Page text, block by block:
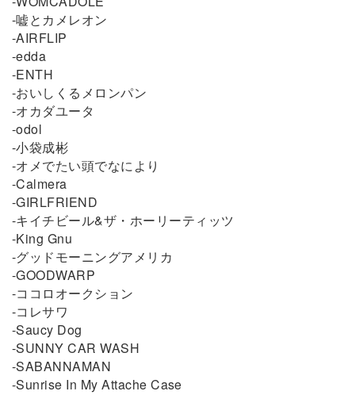
-嘘とカメレオン
-AIRFLIP
-edda
-ENTH
-おいしくるメロンパン
-オカダユータ
-odol
-小袋成彬
-オメでたい頭でなにより
-Calmera
-GIRLFRIEND
-キイチビール&ザ・ホーリーティッツ
-King Gnu
-グッドモーニングアメリカ
-GOODWARP
-ココロオークション
-コレサワ
-Saucy Dog
-SUNNY CAR WASH
-SABANNAMAN
-Sunrise In My Attache Case